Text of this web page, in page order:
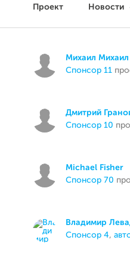
Проект Новости
Михаил Михаил
спонсор 11
Дмитрий
спонсор 10
Michael Fisher
спонсор 70
Владимир
спонсор 4,